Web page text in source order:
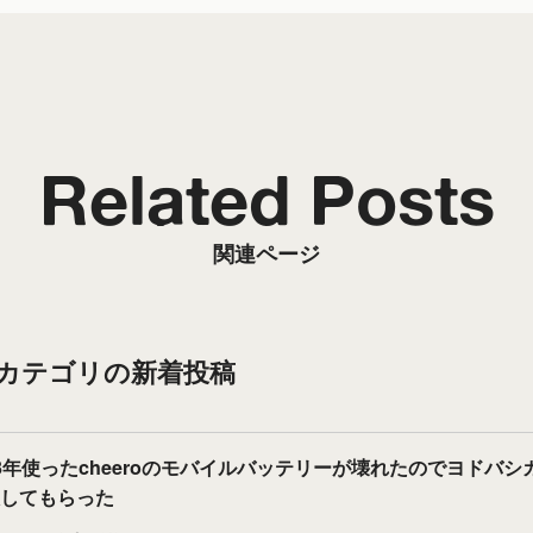
関連ページ
Related Posts
テゴリの新着投稿
使ったcheeroのモバイルバッテリーが壊れたのでヨドバシ
てもらった